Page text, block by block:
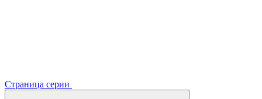
Страница серии